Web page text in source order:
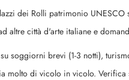
dei Rolli patrimonio
altre città d'arte italiane e
soggiorni brevi (1-3 notti),
molto di vicolo in vicolo.